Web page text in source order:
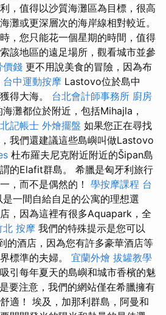
，值得以沙質海灘區為目標，很高
灘或更深層次的海岸線相對較近。
，您只能花一個星期的時間，值得
該地區的遠足場所，觀看城市並參
價錢 更不用說美食的冒險，因為布
台中運動按摩 Lastovo位於島中
得大海。 台北會計師事務所 廚房
灘都位於附近，包括Mihajla，
記帳士 外燴擺盤 如果您正在尋找
我們還建議這些島嶼叫做Lastovo
杜布羅夫尼克附近附近的Šipan島
的Elafit群島。 希臘是匈牙利旅行
，而不是偶然的！ 學按摩課程 台
一間自給自足的公寓的理想選
，因為這裡有很多Aquapark，全
北 按摩 我們的特殊提示是您可以
的酒店，因為您有許多豪華酒店等
標準的夫婦。 宜蘭外燴 拔罐教學
引每年夏天的島嶼和城市香檳的魅
要注意，我們的網站僅在希臘擁有
適！ 埃及，加那利群島，阿曼和